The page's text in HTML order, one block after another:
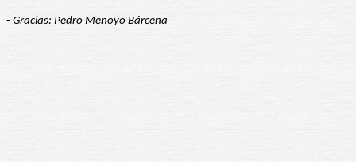
- Gracias: Pedro Menoyo Bárcena